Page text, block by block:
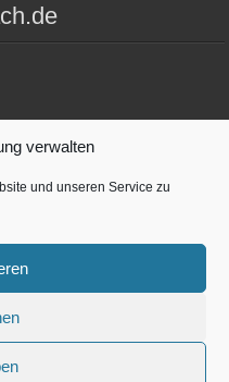
verwalten
und unseren Service zu